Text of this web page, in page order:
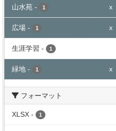
山水苑 - 1 x
広場 - 1 x
生涯学習 - 1
緑地 - 1 x
フォーマット
XLSX - 1